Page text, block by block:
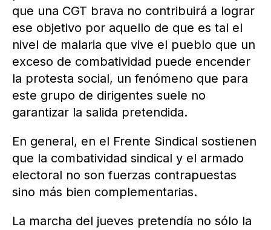
que una CGT brava no contribuirá a lograr
ese objetivo por aquello de que es tal el
nivel de malaria que vive el pueblo que un
exceso de combatividad puede encender
la protesta social, un fenómeno que para
este grupo de dirigentes suele no
garantizar la salida pretendida.
En general, en el Frente Sindical sostienen
que la combatividad sindical y el armado
electoral no son fuerzas contrapuestas
sino más bien complementarias.
La marcha del jueves pretendía no sólo la